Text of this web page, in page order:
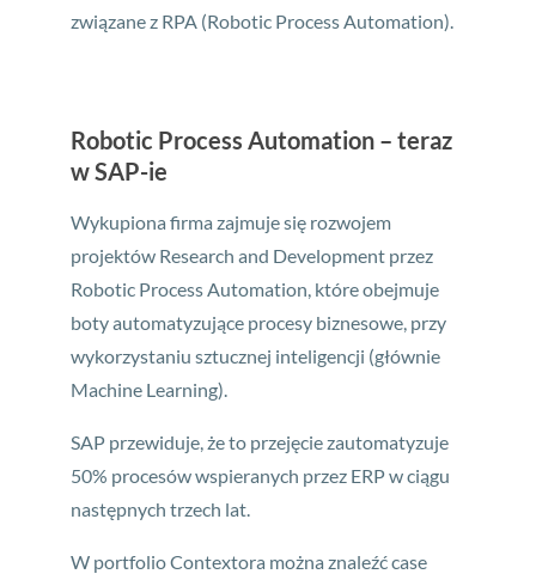
związane z RPA (Robotic Process Automation).
Robotic Process Automation – teraz
w SAP-ie
Wykupiona firma zajmuje się rozwojem
projektów Research and Development przez
Robotic Process Automation, które obejmuje
boty automatyzujące procesy biznesowe, przy
wykorzystaniu sztucznej inteligencji (głównie
Machine Learning).
SAP przewiduje, że to przejęcie zautomatyzuje
50% procesów wspieranych przez ERP w ciągu
następnych trzech lat.
W portfolio Contextora można znaleźć case